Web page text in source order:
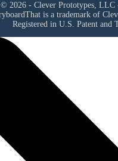
© 2026 - Clever Prototypes, LLC
is a trademark of
Registered in U.S. Patent and